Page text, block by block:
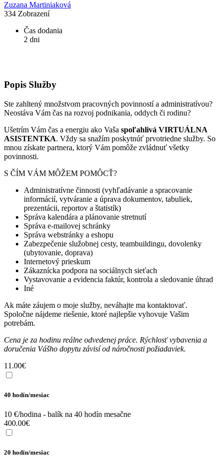
Zuzana Martiniaková
334 Zobrazení
Čas dodania
2 dni
Popis Služby
Ste zahltený množstvom pracovných povinností a administratívou?
Neostáva Vám čas na rozvoj podnikania, oddych či rodinu?
Ušetrím Vám čas a energiu ako Vaša spoľahlivá VIRTUÁLNA
ASISTENTKA. Vždy sa snažím poskytnúť prvotriedne služby. So
mnou získate partnera, ktorý Vám pomôže zvládnuť všetky
povinnosti.
S ČÍM VÁM MÔŽEM POMÔCŤ?
Administratívne činnosti (vyhľadávanie a spracovanie
informácií, vytváranie a úprava dokumentov, tabuliek,
prezentácii, reportov a štatistík)
Správa kalendára a plánovanie stretnutí
Správa e-mailovej schránky
Správa webstránky a eshopu
Zabezpečenie služobnej cesty, teambuildingu, dovolenky
(ubytovanie, doprava)
Internetový prieskum
Zákaznícka podpora na sociálnych sieťach
Vystavovanie a evidencia faktúr, kontrola a sledovanie úhrad
Iné
Ak máte záujem o moje služby, neváhajte ma kontaktovať.
Spoločne nájdeme riešenie, ktoré najlepšie vyhovuje Vašim
potrebám.
Cena je za hodinu reálne odvedenej práce. Rýchlosť vybavenia a
doručenia Vášho dopytu závisí od náročnosti požiadaviek.
11.00€
40 hodín/mesiac
10 €/hodina - balík na 40 hodín mesačne
400.00€
20 hodín/mesiac